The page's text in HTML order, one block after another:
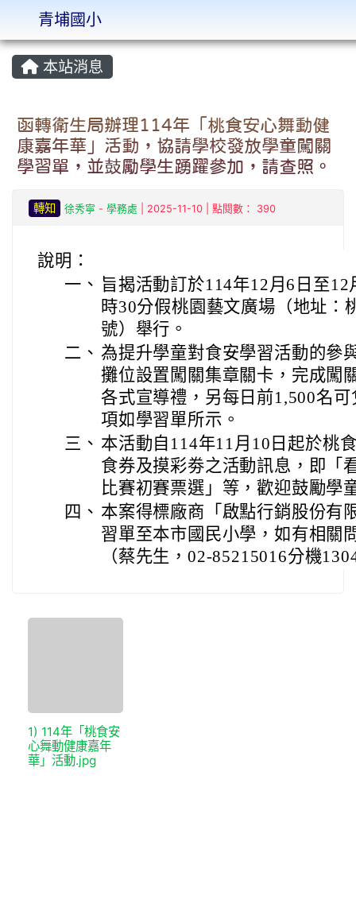
:::
本站消息
函轉衛生局辦理114年「桃食安心舞動健
康嘉年華」活動，協請學校發放學童闖關
學習單，並鼓勵學生踴躍參加，請查照。
轉知 徐秀寧 - 學務處 | 2025-11-10 | 點閱數： 390
說明：
一、 旨揭活動訂於114年12月6日至
時30分假桃園藝文廣場（地址：
號）舉行。
二、 為提升學童對食安學習活動的參
攤位設置闖關集章關卡，完成闖
各式宣導禮，另每日前1,500名
項如學習單所示。
三、 本活動自114年11月10日起於桃
食券及摸彩劵之活動訊息，即「
比賽初賽票選」等，歡迎鼓勵學
四、 本案得標廠商「啟點行銷股份有
習單至本市國民小學，如有相關
（蔡先生，02-85215016分機
1) 114年「桃食安
心舞動健康嘉年
華」活動.jpg
青埔國小